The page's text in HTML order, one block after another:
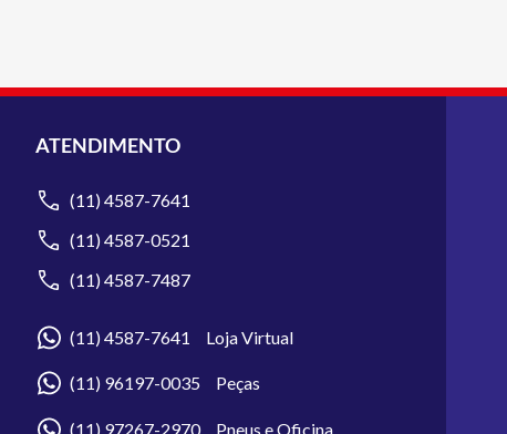
ATENDIMENTO
(11) 4587-7641
(11) 4587-0521
(11) 4587-7487
(11) 4587-7641 Loja Virtual
(11) 96197-0035 Peças
(11) 97267-2970 Pneus e Oficina